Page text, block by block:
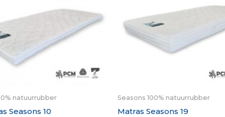
natuurrubber
Seasons 10
Seasons 100% natuurrubber
Matras Seasons 19